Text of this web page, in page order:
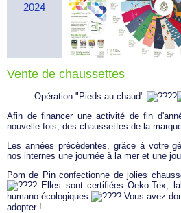
2024
Vente de chaussettes
Opération "Pieds au chaud"
Afin de financer une activité de fin
nouvelle fois, des chaussettes de la
Les années précédentes, grâce à votre
nos internes une journée à la mer et une
Pom de Pin confectionne de jolies
Elles sont certifiées Oeko-Tex,
humano-écologiques
Vous avez
adopter !